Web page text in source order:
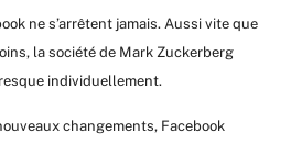
ne s’arrêtent jamais. Aussi vite que
la société de Mark Zuckerberg
individuellement.
changements, Facebook